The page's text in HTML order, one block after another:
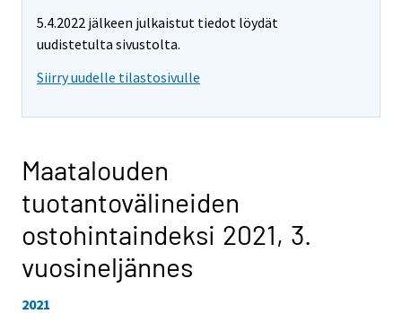
5.4.2022 jälkeen julkaistut tiedot löydät
uudistetulta sivustolta.
Siirry uudelle tilastosivulle
Maatalouden
tuotantovälineiden
ostohintaindeksi 2021, 3.
vuosineljännes
2021